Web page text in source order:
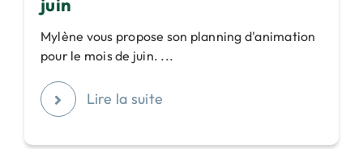
juin
Mylène vous propose son planning d'animation
pour le mois de juin. ...
Lire la suite